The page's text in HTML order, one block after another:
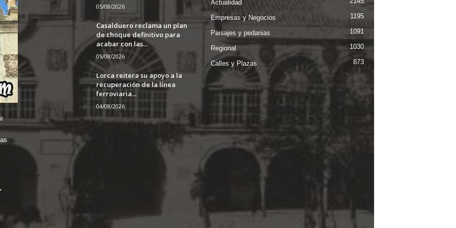
05/08/2026
Casalduero reclama un plan
de choque definitivo para
acabar con las...
05/08/2026
Lorca reitera su apoyo a la
recuperación de la línea
ferroviaria...
04/08/2026
Actualidad
Empresas y Negocios 1195
Paisajes y pedanias 1091
Regional 1030
Calles y Plazas 873